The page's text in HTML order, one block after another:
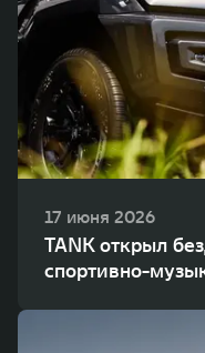
17 июня 2026
TANK открыл
спортивно-